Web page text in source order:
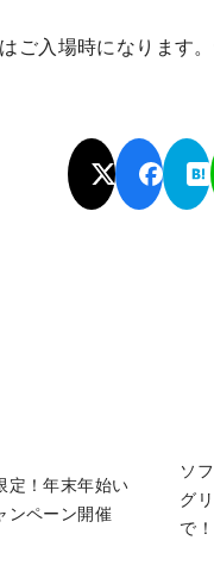
入場時になります。
定！年末年始い
ンペーン開催
ソ
グ
で！